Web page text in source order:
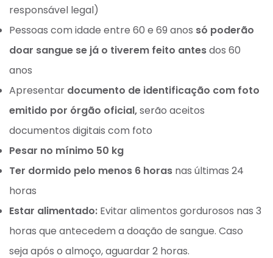
responsável legal)
Pessoas com idade entre 60 e 69 anos só poderão
doar sangue se já o tiverem feito antesdos 60
anos
Apresentar documento de identificação com foto
emitido por órgão oficial,serão aceitos
documentos digitais com foto
Pesar no mínimo 50 kg
Ter dormido pelo menos 6 horas nas últimas 24
horas
Estar alimentado: Evitar alimentos gordurosos nas 3
horas que antecedem a doação de sangue. Caso
seja após o almoço, aguardar 2 horas.